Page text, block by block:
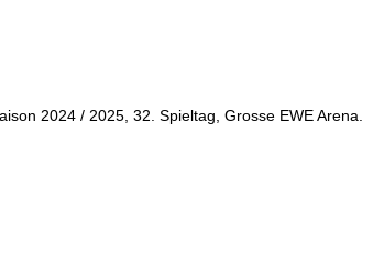
2024 / 2025, 32. Spieltag, Grosse EWE Arena.